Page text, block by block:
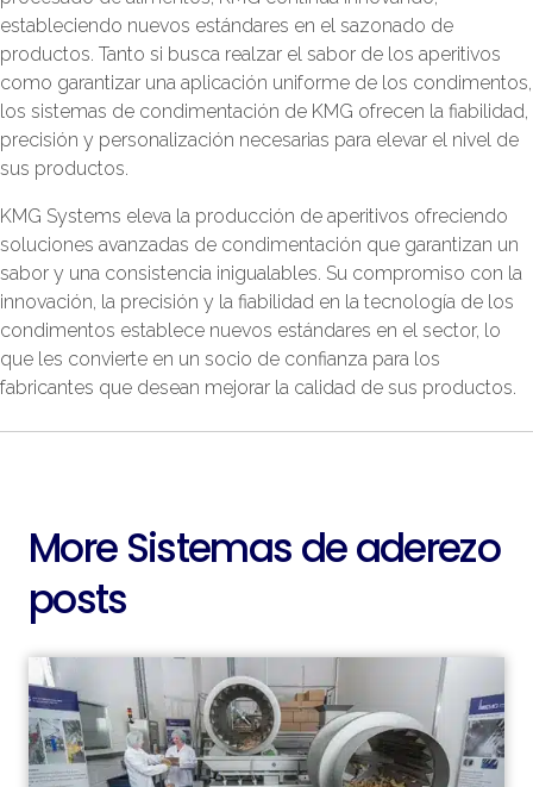
estableciendo nuevos estándares en el sazonado de
productos. Tanto si busca realzar el sabor de los aperitivos
como garantizar una aplicación uniforme de los condimentos,
los sistemas de condimentación de KMG ofrecen la fiabilidad,
precisión y personalización necesarias para elevar el nivel de
sus productos.
KMG Systems eleva la producción de aperitivos ofreciendo
soluciones avanzadas de condimentación que garantizan un
sabor y una consistencia inigualables. Su compromiso con la
innovación, la precisión y la fiabilidad en la tecnología de los
condimentos establece nuevos estándares en el sector, lo
que les convierte en un socio de confianza para los
fabricantes que desean mejorar la calidad de sus productos.
More Sistemas de aderezo
posts